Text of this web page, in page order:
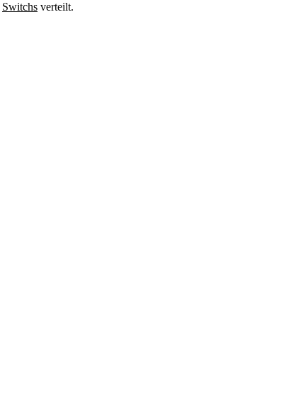
Switchs verteilt.